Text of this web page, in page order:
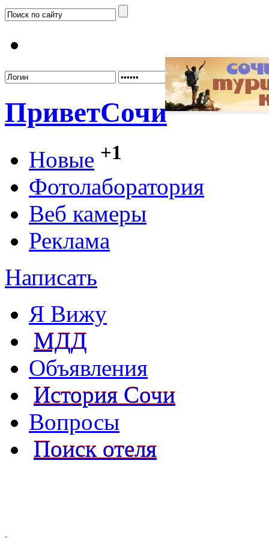
ПриветСочи
Новые +1
Фотолаборатория
Веб камеры
Реклама
Написать
Я Вижу
МДД
Объявления
История Сочи
Вопросы
Поиск отеля